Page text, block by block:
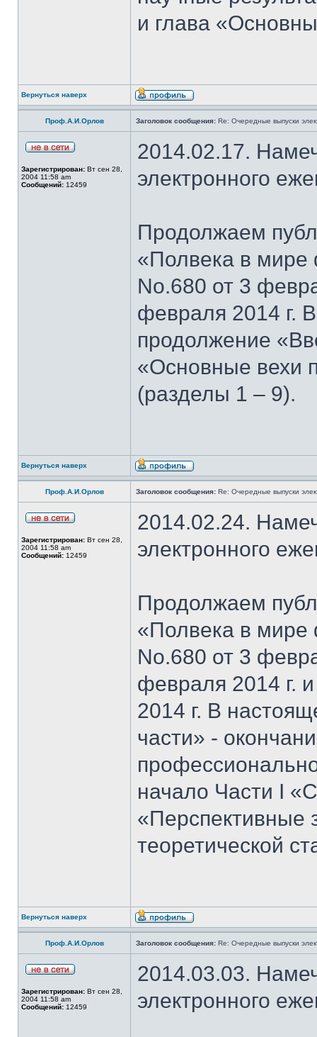
и глава
Вернуться наверх
Проф.А.И.Орлов Заголовок сообщения: Re: Очередные выпуски
Зарегистрирован: Вт сен 28,
2004 11:58 am
Сообщений: 12459
2014.02.17.
электронного
Продолжаем
«Полвека в мире
No.680 от 3
февраля 2014 г.
продолжение
«Основные вехи
(разделы 1 – 9).
Вернуться наверх
Проф.А.И.Орлов Заголовок сообщения: Re: Очередные выпуски
Зарегистрирован: Вт сен 28,
2004 11:58 am
Сообщений: 12459
2014.02.24.
электронного
Продолжаем
«Полвека в мире
No.680 от 3
февраля 2014 г.
2014 г. В
части» -
начало Части I
«Перспективные
теоретической
Вернуться наверх
Проф.А.И.Орлов Заголовок сообщения: Re: Очередные выпуски
Зарегистрирован: Вт сен 28,
2004 11:58 am
Сообщений: 12459
2014.03.03.
электронного